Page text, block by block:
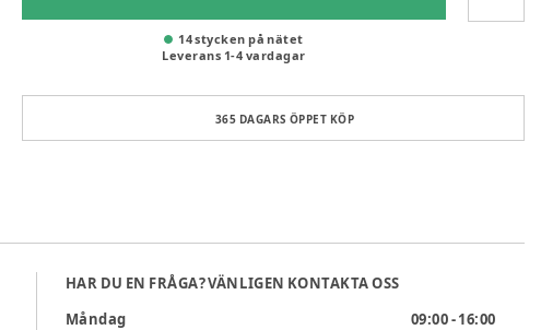
14 stycken på nätet
Leverans 1-4 vardagar
365 DAGARS ÖPPET KÖP
HAR DU EN FRÅGA? VÄNLIGEN KONTAKTA OSS
Måndag
09:00 - 16:00